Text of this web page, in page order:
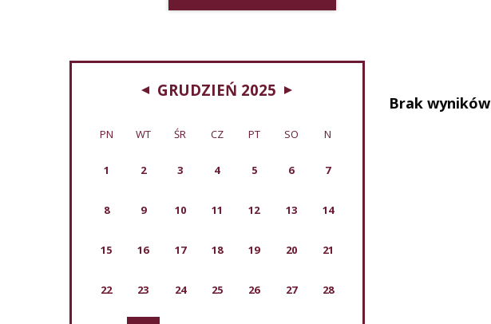
GRUDZIEŃ 2025
PN WT ŚR CZ PT SO N
1 2 3 4 5 6 7
8 9 10 11 12 13 14
15 16 17 18 19 20 21
22 23 24 25 26 27 28
Brak wyników